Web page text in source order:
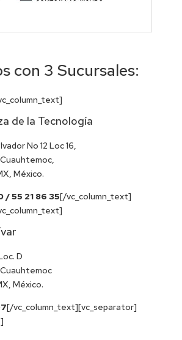
con 3 Sucursales:
de la Tecnología
No 12 Loc 16,
México.
/ 55 21 86 35[/vc_column_text]
D
México.
[/vc_column_text][vc_separator]